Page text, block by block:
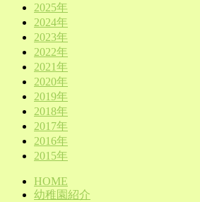
2025年
2024年
2023年
2022年
2021年
2020年
2019年
2018年
2017年
2016年
2015年
HOME
幼稚園紹介